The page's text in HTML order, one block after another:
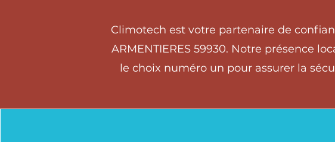
Climotech est votre partenaire de
ARMENTIERES 59930. Notre présence
le choix numéro un pour assurer la